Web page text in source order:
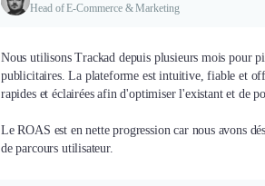
Head of E-Commerce & Marketing
Nous utilisons Trackad depuis plusieurs mois pour
publicitaires. La plateforme est intuitive, fiable et
rapides et éclairées afin d'optimiser l'existant et de
Le ROAS est en nette progression car nous avons
de parcours utilisateur.